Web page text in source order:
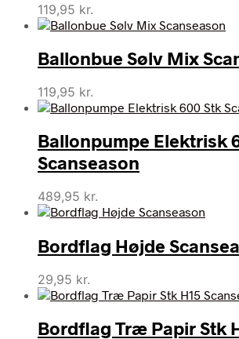
119,95 kr.
Ballonbue Sølv Mix
119,95 kr.
Ballonpumpe Elektrisk
Scanseason
489,95 kr.
Bordflag Højde
29,95 kr.
Bordflag Træ Papir Stk